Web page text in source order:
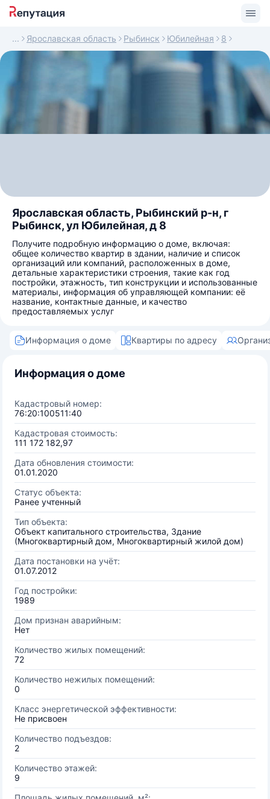
Ярославская область Рыбинск Юбилейная 8
Ярославская область, Рыбинский р-н, г
Рыбинск, ул Юбилейная, д 8
Получите подробную информацию о доме, включая:
общее количество квартир в здании, наличие и список
организаций или компаний, расположенных в доме,
детальные характеристики строения, такие как год
постройки, этажность, тип конструкции и использованные
материалы, информация об управляющей компании: её
название, контактные данные, и качество
предоставляемых услуг
Информация о доме Квартиры по адресу
Информация о доме
Кадастровый номер:
76:20:100511:40
Кадастровая стоимость:
111 172 182,97
Дата обновления стоимости:
01.01.2020
Статус объекта:
Ранее учтенный
Тип объекта:
Объект капитального строительства, Здание
(Многоквартирный дом, Многоквартирный жилой дом)
Дата постановки на учёт:
01.07.2012
Год постройки:
1989
Дом признан аварийным:
Нет
Количество жилых помещений:
72
Количество нежилых помещений:
0
Класс энергетической эффективности:
Не присвоен
Количество подъездов:
2
Количество этажей:
9